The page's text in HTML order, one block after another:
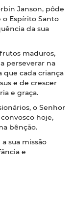
Janson, pôde
Espírito Santo
da sua
maduros,
perseverar na
que cada criança
e de crescer
e graça.
o Senhor
hoje,
bênção.
sua missão
e